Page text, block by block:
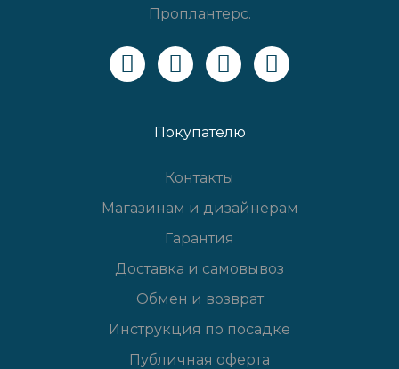
Проплантерс.
Покупателю
Контакты
Магазинам и дизайнерам
Гарантия
Доставка и самовывоз
Обмен и возврат
Инструкция по посадке
Публичная оферта